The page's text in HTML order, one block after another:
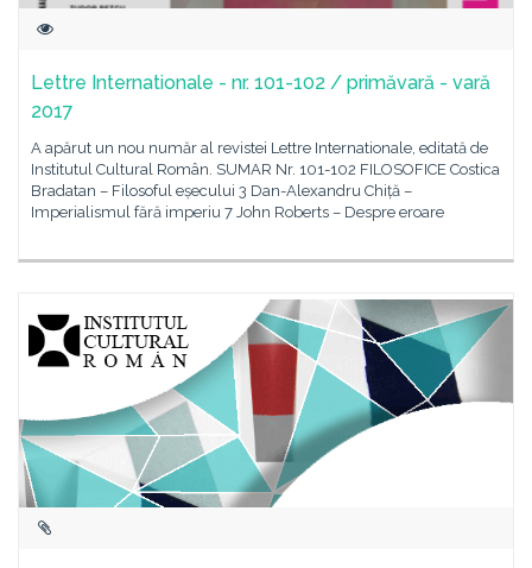
Lettre Internationale - nr. 101-102 / primăvară - vară
2017
A apărut un nou număr al revistei Lettre Internationale, editată de
Institutul Cultural Român. SUMAR Nr. 101-102 FILOSOFICE Costica
Bradatan – Filosoful eșecului 3 Dan-Alexandru Chiță –
Imperialismul fără imperiu 7 John Roberts – Despre eroare